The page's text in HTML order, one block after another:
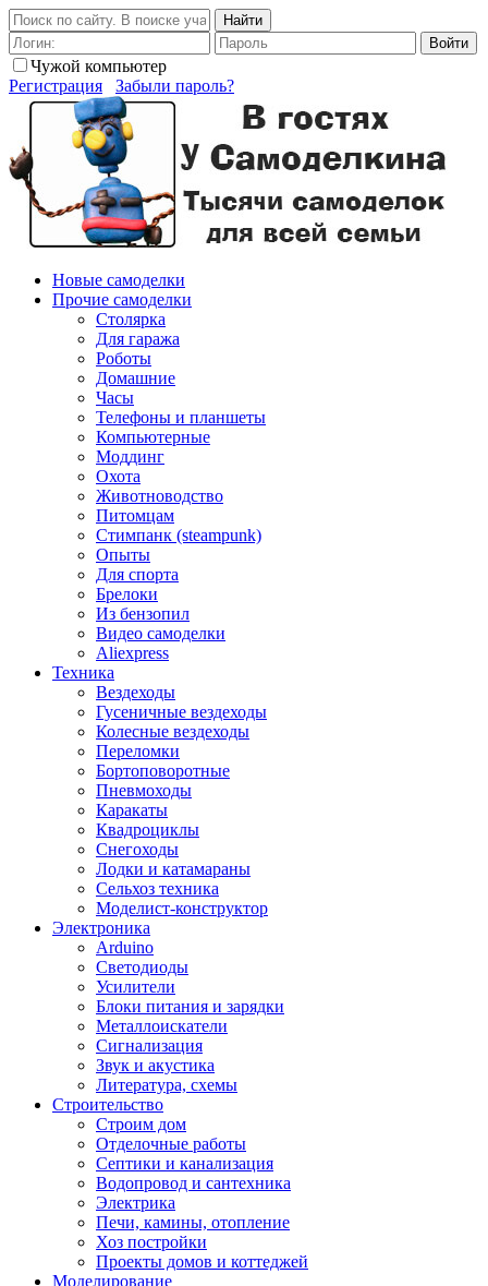
Найти
Войти
Чужой компьютер
Регистрация
Забыли пароль?
Новые самоделки
Прочие самоделки
Столярка
Для гаража
Роботы
Домашние
Часы
Телефоны и планшеты
Компьютерные
Моддинг
Охота
Животноводство
Питомцам
Стимпанк (steampunk)
Опыты
Для спорта
Брелоки
Из бензопил
Видео самоделки
Aliexpress
Техника
Вездеходы
Гусеничные вездеходы
Колесные вездеходы
Переломки
Бортоповоротные
Пневмоходы
Каракаты
Квадроциклы
Снегоходы
Лодки и катамараны
Сельхоз техника
Моделист-конструктор
Электроника
Arduino
Светодиоды
Усилители
Блоки питания и зарядки
Металлоискатели
Сигнализация
Звук и акустика
Литература, схемы
Строительство
Строим дом
Отделочные работы
Септики и канализация
Водопровод и сантехника
Электрика
Печи, камины, отопление
Хоз постройки
Проекты домов и коттеджей
Моделирование